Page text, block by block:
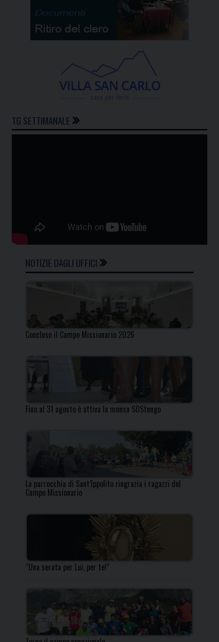
TG SETTIMANALE
NOTIZIE DAGLI UFFICI
Concluso il Campo Missionario 2026
Fino al 31 agosto è attiva la mensa SOStengo
La parrocchia di Sant’Ippolito ringrazia i ragazzi del
Campo Missionario
“Una serata per Lui, per te!”